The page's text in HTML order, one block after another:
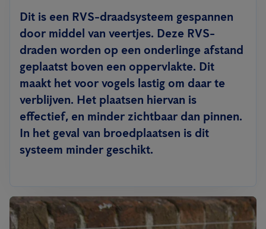
Dit is een RVS-draadsysteem gespannen
door middel van veertjes. Deze RVS-
draden worden op een onderlinge afstand
geplaatst boven een oppervlakte. Dit
maakt het voor vogels lastig om daar te
verblijven. Het plaatsen hiervan is
effectief, en minder zichtbaar dan pinnen.
In het geval van broedplaatsen is dit
systeem minder geschikt.